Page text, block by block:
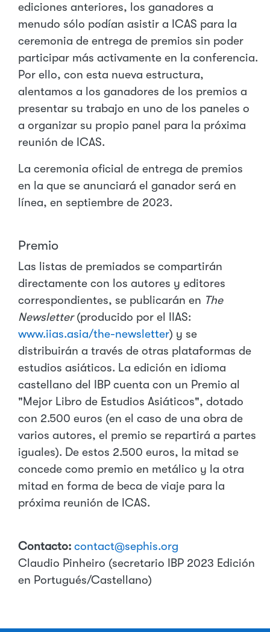
ediciones anteriores, los ganadores a
menudo sólo podían asistir a ICAS para la
ceremonia de entrega de premios sin poder
participar más activamente en la conferencia.
Por ello, con esta nueva estructura,
alentamos a los ganadores de los premios a
presentar su trabajo en uno de los paneles o
a organizar su propio panel para la próxima
reunión de ICAS.
La ceremonia oficial de entrega de premios
en la que se anunciará el ganador será en
línea, en septiembre de 2023.
Premio
Las listas de premiados se compartirán
directamente con los autores y editores
correspondientes, se publicarán en The
Newsletter(producido por el IIAS:
www.iias.asia/the-newsletter) y se
distribuirán a través de otras plataformas de
estudios asiáticos. La edición en idioma
castellano del IBP cuenta con un Premio al
"Mejor Libro de Estudios Asiáticos", dotado
con 2.500 euros (en el caso de una obra de
varios autores, el premio se repartirá a partes
iguales). De estos 2.500 euros, la mitad se
concede como premio en metálico y la otra
mitad en forma de beca de viaje para la
próxima reunión de ICAS.
Contacto: contact@sephis.org
Claudio Pinheiro (secretario IBP 2023 Edición
en Portugués/Castellano)